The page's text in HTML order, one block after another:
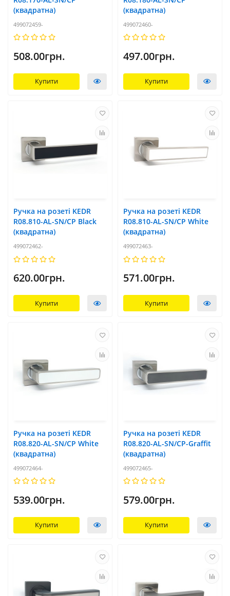
(квадратна)
499072459-
508.00грн.
Купити
(квадратна)
499072460-
497.00грн.
Купити
Ручка на розеті KEDR
R08.810-AL-SN/CP Black
(квадратна)
499072462-
620.00грн.
Купити
Ручка на розеті KEDR
R08.810-AL-SN/CP White
(квадратна)
499072463-
571.00грн.
Купити
Ручка на розеті KEDR
R08.820-AL-SN/CP White
(квадратна)
499072464-
539.00грн.
Купити
Ручка на розеті KEDR
R08.820-AL-SN/CP-Graffit
(квадратна)
499072465-
579.00грн.
Купити